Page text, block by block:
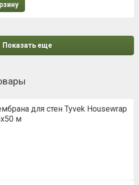
Показать еще
для стен Tyvek Housewrap
м